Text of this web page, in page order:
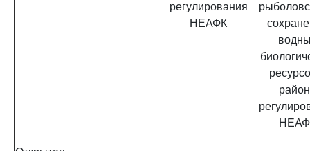
регулирования
НЕАФК